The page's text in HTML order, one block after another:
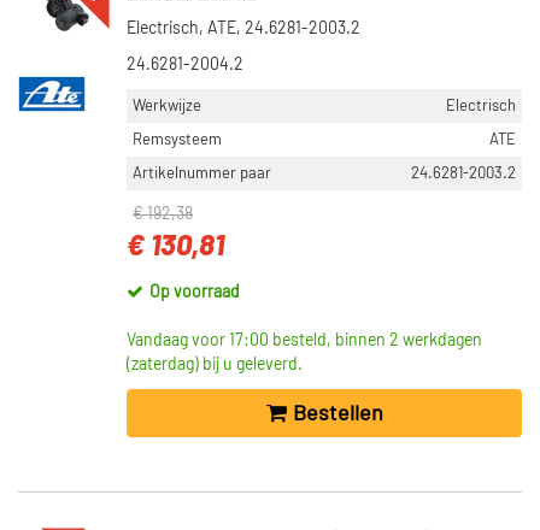
Electrisch, ATE, 24.6281-2003.2
24.6281-2004.2
Werkwijze
Electrisch
Remsysteem
ATE
Artikelnummer paar
24.6281-2003.2
€ 192,38
€ 130,81
Op voorraad
Vandaag voor 17:00 besteld, binnen 2 werkdagen
(zaterdag) bij u geleverd.
Bestellen